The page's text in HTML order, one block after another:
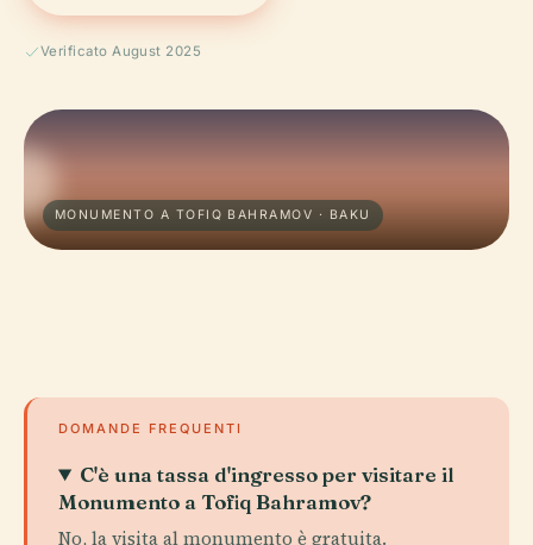
Verificato August 2025
MONUMENTO A TOFIQ BAHRAMOV · BAKU
DOMANDE FREQUENTI
C'è una tassa d'ingresso per visitare il
Monumento a Tofiq Bahramov?
No, la visita al monumento è gratuita.